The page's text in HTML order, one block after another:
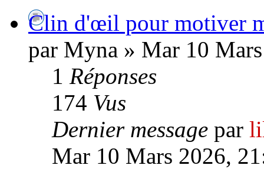
Clin d'œil pour motiver
par Myna » Mar 10
1 Réponses
174 Vus
Dernier message par
Mar 10 Mars 2026,